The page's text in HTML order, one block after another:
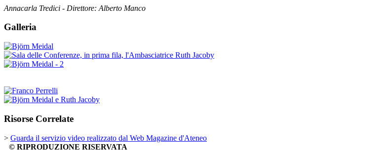
Annacarla Tredici - Direttore: Alberto Manco
Galleria
Risorse Correlate
> Guarda il servizio video realizzato dal Web Magazine d'Ateneo
© RIPRODUZIONE RISERVATA